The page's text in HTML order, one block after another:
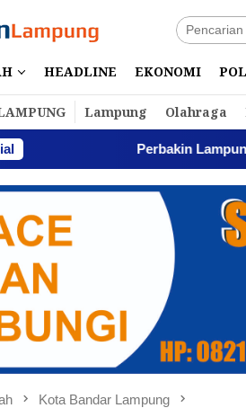
HEADLINE EKONOMI
Lampung Olahraga
Perbakin Lampung Menghindar,
Kota Bandar Lampung